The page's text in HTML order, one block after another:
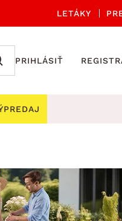
LETÁKY
PRIHLÁSIŤ
Kuchynské
Kúpeľňové
a kreslá
lavice
stoly